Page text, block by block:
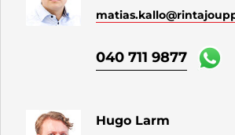
matias.kallo
040 711 9877
Hugo Larm